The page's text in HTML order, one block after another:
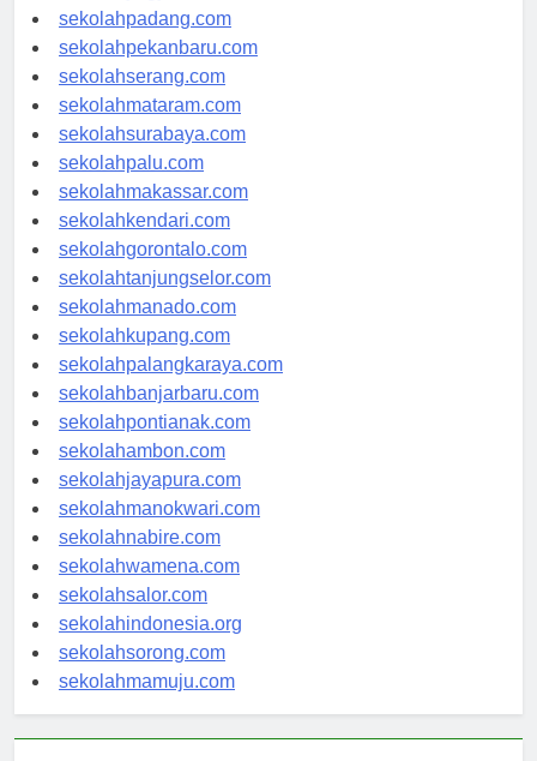
sekolahyogyakarta.com
sekolahpadang.com
sekolahpekanbaru.com
sekolahserang.com
sekolahmataram.com
sekolahsurabaya.com
sekolahpalu.com
sekolahmakassar.com
sekolahkendari.com
sekolahgorontalo.com
sekolahtanjungselor.com
sekolahmanado.com
sekolahkupang.com
sekolahpalangkaraya.com
sekolahbanjarbaru.com
sekolahpontianak.com
sekolahambon.com
sekolahjayapura.com
sekolahmanokwari.com
sekolahnabire.com
sekolahwamena.com
sekolahsalor.com
sekolahindonesia.org
sekolahsorong.com